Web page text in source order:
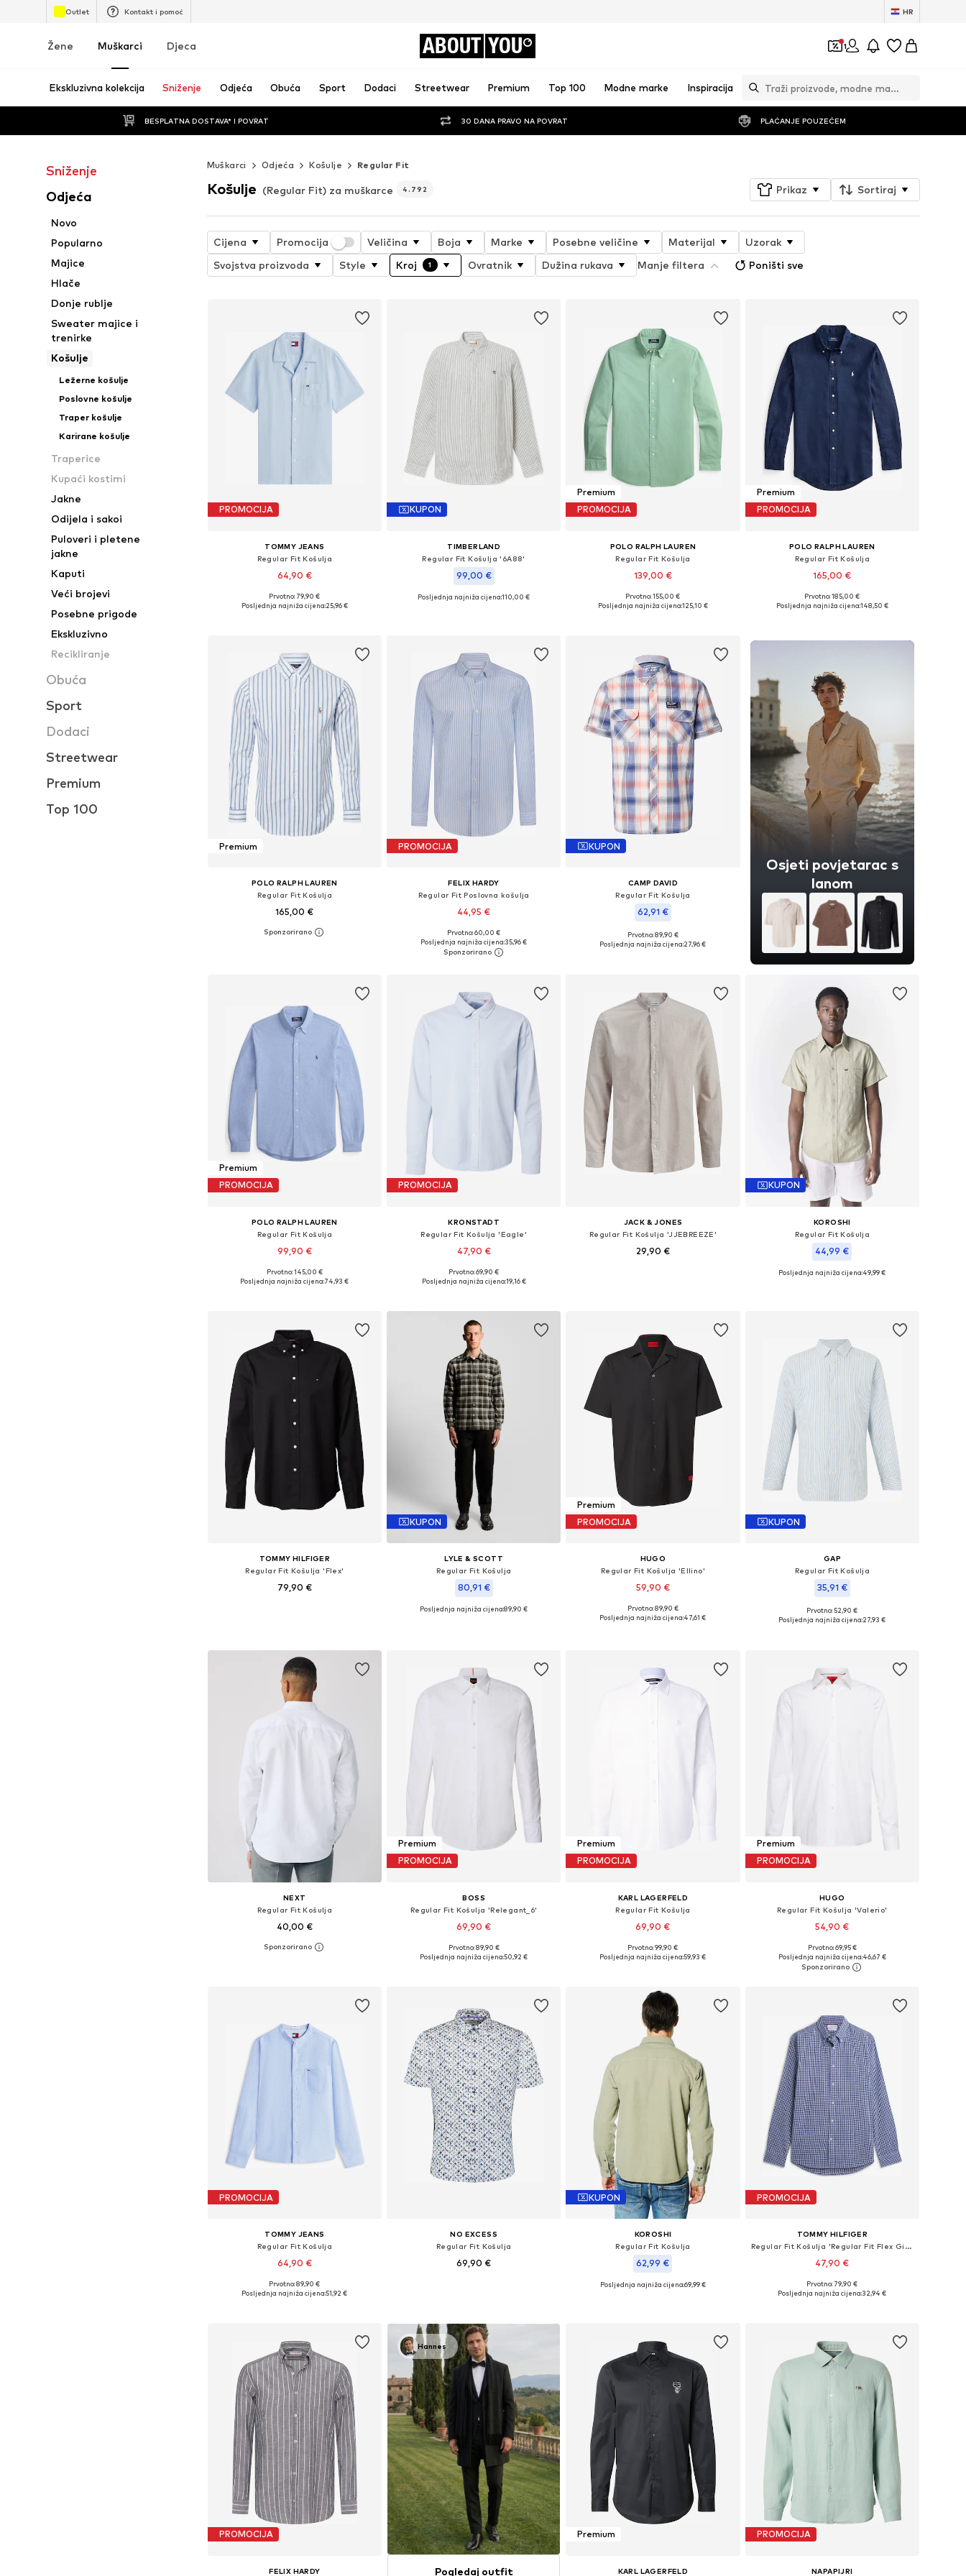
Outlet Kontakt i pomoć HR
Žene Muškarci Djeca ABOUT YOU 1
Ekskluzivna kolekcija Sniženje Odjeća Obuća Sport Dodaci Streetwear Premium Top 100 Modne marke Inspiracija
BESPLATNA DOSTAVA* I POVRAT 30 DANA PRAVO NA POVRAT PLAĆANJE POUZEĆEM
Sniženje
Odjeća
Novo
Popularno
Majice
Hlače
Donje rublje
Sweater majice i
trenirke
Košulje
Ležerne košulje
Poslovne košulje
Traper košulje
Karirane košulje
Traperice
Kupaći kostimi
Jakne
Odijela i sakoi
Puloveri i pletene
jakne
Kaputi
Veći brojevi
Posebne prigode
Ekskluzivno
Recikliranje
Obuća
Sport
Dodaci
Streetwear
Premium
Top 100
Muškarci Odjeća Košulje Regular Fit
Košulje (Regular Fit) za muškarce 4.792 Prikaz Sortiraj
Cijena Promocija Veličina Boja Marke Posebne veličine Materijal
Uzorak
Svojstva proizvoda
Style Kroj 1 Ovratnik Dužina rukava Manje filtera Poništi sve
PROMOCIJA
TOMMY JEANS
Regular Fit Košulja
64,90 €
Dostupne veličine: XS, S, M, L, XL
Prvotno: 79,90 €
Posljednja najniža cijena:25,96 €
KUPON
TIMBERLAND
Regular Fit Košulja '6A88'
99,00 €
Dostupne veličine: S, M, L, XXL
Posljednja najniža cijena:110,00 €
Premium
PROMOCIJA
POLO RALPH LAUREN
Regular Fit Košulja
139,00 €
Dostupne veličine: XS, S, M, L, XL, XXL
Prvotno: 155,00 €
Posljednja najniža cijena:125,10 €
Premium
PROMOCIJA
POLO RALPH LAUREN
Regular Fit Košulja
165,00 €
Dostupne veličine: XS, S, M, L, XL, XXL
Prvotno: 185,00 €
Posljednja najniža cijena:148,50 €
Premium
POLO RALPH LAUREN
Regular Fit Košulja
165,00 €
Dostupne veličine: XS, S, M, L, XL, XXL
PROMOCIJA
FELIX HARDY
Regular Fit Poslovna košulja
44,95 €
Dostupno u više veličina
Dodaj u košaricu
Prvotno: 60,00 €
Posljednja najniža cijena:35,96 €
KUPON
CAMP DAVID
Regular Fit Košulja
62,91 €
Dostupne veličine: S, M, L, XL, XXL, XXXL
Prvotno: 89,90 €
Posljednja najniža cijena:27,96 €
Osjeti povjetarac s
lanom
Premium
PROMOCIJA
POLO RALPH LAUREN
Regular Fit Košulja
99,90 €
+9
Dostupne veličine: XS, S, M, L, XL, XXL
Prvotno: 145,00 €
Posljednja najniža cijena:74,93 €
PROMOCIJA
KRONSTADT
Regular Fit Košulja 'Eagle'
47,90 €
+ 1
Dostupne veličine: S, M, L, XL
Prvotno: 69,90 €
Posljednja najniža cijena:19,16 €
JACK & JONES
Regular Fit Košulja 'JJEBREEZE'
29,90 €
KUPON
KOROSHI
Regular Fit Košulja
44,99 €
Dostupne veličine: S, M, L, XL, XXL
Posljednja najniža cijena:49,99 €
TOMMY HILFIGER
Regular Fit Košulja 'Flex'
79,90 €
KUPON
LYLE & SCOTT
Regular Fit Košulja
80,91 €
Dostupne veličine: S, M, L, XL, XXL
Posljednja najniža cijena:89,90 €
Premium
PROMOCIJA
HUGO
Regular Fit Košulja 'Ellino'
59,90 €
Dostupne veličine: S, M, L, XL
Prvotno: 89,90 €
Posljednja najniža cijena:47,61 €
KUPON
GAP
Regular Fit Košulja
35,91 €
Dostupne veličine: S, M, L, XL
Prvotno: 52,90 €
Posljednja najniža cijena:27,93 €
NEXT
Regular Fit Košulja
40,00 €
+ 3
Dostupne veličine: XS, S, M, L, XL, XXL
Premium
PROMOCIJA
BOSS
Regular Fit Košulja 'Relegant_6'
69,90 €
Dostupne veličine: S, M, L, XL, XXL
Prvotno: 89,90 €
Posljednja najniža cijena:50,92 €
Premium
PROMOCIJA
KARL LAGERFELD
Regular Fit Košulja
69,90 €
Dostupno u više veličina
Prvotno: 99,90 €
Posljednja najniža cijena:59,93 €
Premium
PROMOCIJA
HUGO
Regular Fit Košulja 'Valerio'
54,90 €
Dostupno u više veličina
Dodaj u košaricu
Prvotno: 69,95 €
Posljednja najniža cijena:46,67 €
PROMOCIJA
TOMMY JEANS
Regular Fit Košulja
64,90 €
Dostupne veličine: XS, S, M, L, XXL
Prvotno: 89,90 €
Posljednja najniža cijena:51,92 €
NO EXCESS
Regular Fit Košulja
69,90 €
KUPON
KOROSHI
Regular Fit Košulja
62,99 €
Dostupne veličine: S, M, L, XXL, XXXL
Posljednja najniža cijena:69,99 €
PROMOCIJA
TOMMY HILFIGER
Regular Fit Košulja 'Regular Fit Flex Gingham'
47,90 €
Dostupne veličine: XS, S, M, L, XL
Prvotno: 79,90 €
Posljednja najniža cijena:32,94 €
PROMOCIJA
FELIX HARDY
Hannes
Pogledaj outfit
Premium
KARL LAGERFELD
PROMOCIJA
NAPAPIJRI